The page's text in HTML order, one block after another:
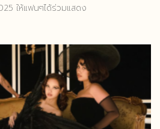
ให้แฟนๆได้ร่วมแสดง